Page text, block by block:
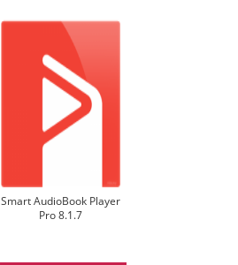
Smart AudioBook Player
Pro 8.1.7